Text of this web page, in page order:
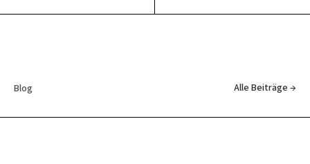
Blog Alle Beiträge →